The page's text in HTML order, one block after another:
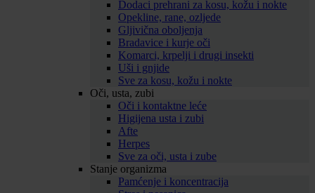
Dodaci prehrani za kosu, kožu i nokte
Opekline, rane, ozljede
Gljivična oboljenja
Bradavice i kurje oči
Komarci, krpelji i drugi insekti
Uši i gnjide
Sve za kosu, kožu i nokte
Oči, usta, zubi
Oči i kontaktne leće
Higijena usta i zubi
Afte
Herpes
Sve za oči, usta i zube
Stanje organizma
Pamćenje i koncentracija